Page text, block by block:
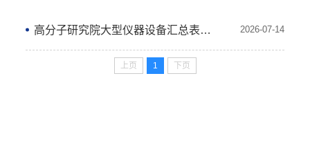
高分子研究院大型仪器设备汇总表-2024 2026-07-14
上页 1 下页